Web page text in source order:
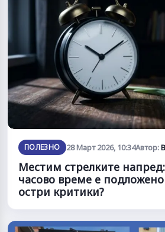
ПОЛЕЗНО 28 Март 2026, 10:34Автор:
Местим стрелките
часово време е
остри критики?